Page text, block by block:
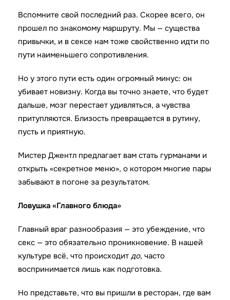
Вспомните свой последний раз. Скорее всего, он
прошел по знакомому маршруту. Мы — существа
привычки, и в сексе нам тоже свойственно идти по
пути наименьшего сопротивления.
Но у этого пути есть один огромный минус: он
убивает новизну. Когда вы точно знаете, что будет
дальше, мозг перестает удивляться, а чувства
притупляются. Близость превращается в рутину,
пусть и приятную.
Мистер Джентл предлагает вам стать гурманами и
открыть «секретное меню», о котором многие пары
забывают в погоне за результатом.
Ловушка «Главного блюда»
Главный враг разнообразия — это убеждение, что
секс — это обязательно проникновение. В нашей
культуре всё, что происходит до, часто
воспринимается лишь как подготовка.
Но представьте, что вы пришли в ресторан, где вам